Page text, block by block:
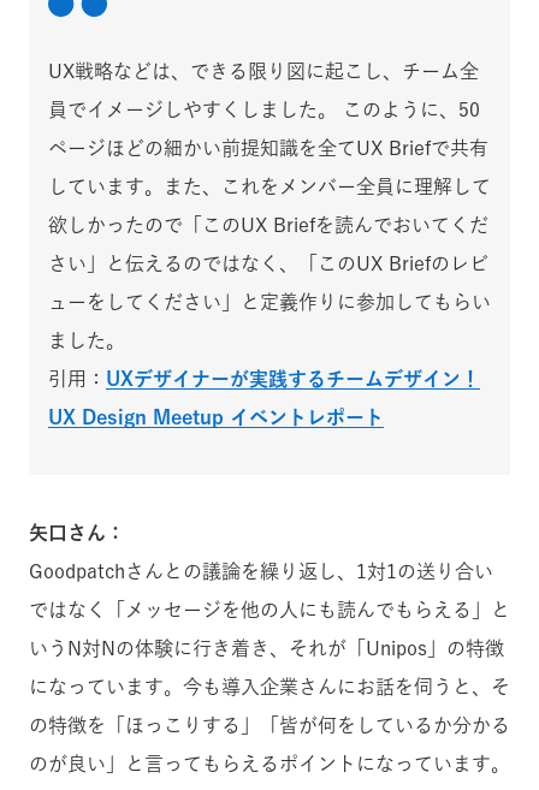
UX戦略などは、できる限り図に起こし、チーム全
員でイメージしやすくしました。 このように、50
ページほどの細かい前提知識を全てUX Briefで共有
しています。また、これをメンバー全員に理解して
欲しかったので「このUX Briefを読んでおいてくだ
さい」と伝えるのではなく、「このUX Briefのレビ
ューをしてください」と定義作りに参加してもらい
ました。
引用： UXデザイナーが実践するチームデザイン！
UX Design Meetup イベントレポート
矢口さん：
Goodpatchさんとの議論を繰り返し、1対1の送り合い
ではなく「メッセージを他の人にも読んでもらえる」と
いうN対Nの体験に行き着き、それが「Unipos」の特徴
になっています。今も導入企業さんにお話を伺うと、そ
の特徴を「ほっこりする」「皆が何をしているか分かる
のが良い」と言ってもらえるポイントになっています。